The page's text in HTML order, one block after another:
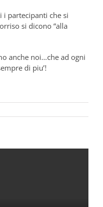
i partecipanti che si
si dicono “alla
anche noi…che ad ogni
di piu’!